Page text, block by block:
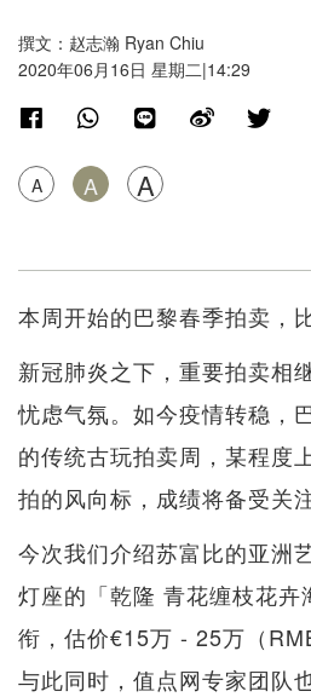
撰文：赵志瀚 Ryan Chiu
2020年06月16日 星期二|14:29
A A A
本周开始的巴黎春季拍卖，
新冠肺炎之下，重要拍卖相
忧虑气氛。如今疫情转稳，
的传统古玩拍卖周，某程度
拍的风向标，成绩将备受关注
今次我们介绍苏富比的亚洲
灯座的「乾隆 青花缠枝花卉
衔，估价€15万 - 25万（
与此同时，值点网专家团队